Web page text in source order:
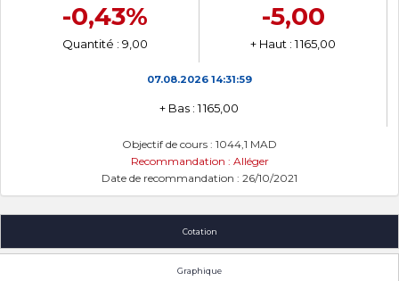
-0,43%
Quantité : 9,00
-5,00
+ Haut : 1 165,00
07.08.2026 14:31:59
+ Bas : 1 165,00
Objectif de cours : 1044,1 MAD
Recommandation : Alléger
Date de recommandation : 26/10/2021
Cotation
Graphique